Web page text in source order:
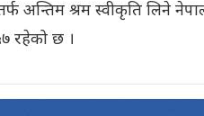
अन्तिम श्रम स्वीकृति लिने
रहेको छ ।